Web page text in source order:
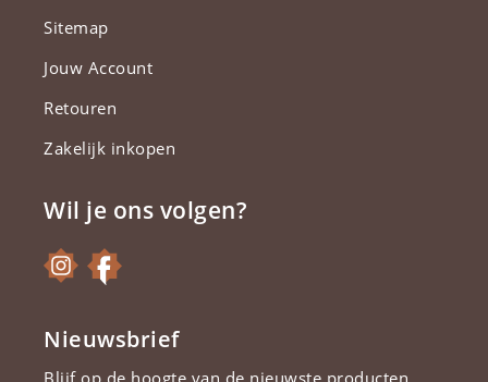
Sitemap
Jouw Account
Retouren
Zakelijk inkopen
Wil je ons volgen?
Nieuwsbrief